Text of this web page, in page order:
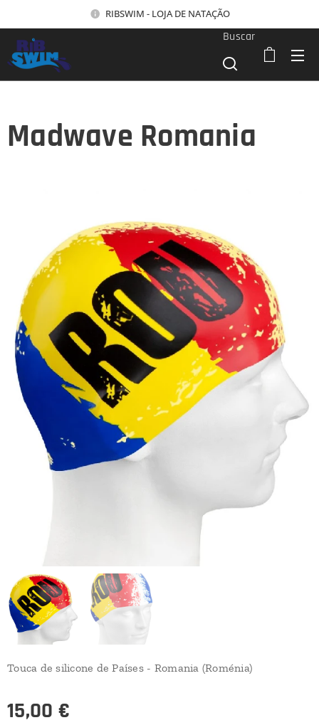
RIBSWIM - LOJA DE NATAÇÃO
Buscar
Madwave Romania
Touca de silicone de Países - Romania (Roménia)
15,00 €